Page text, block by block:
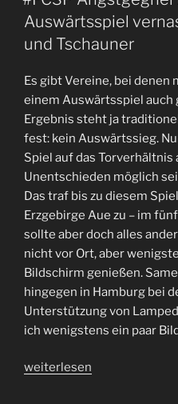
Auswärtsspiel
und Tschauner
Es gibt Vereine, bei denen
einem Auswärtsspiel auch
Ergebnis steht ja
fest: kein Auswärtssieg.
Spiel auf das
Unentschieden möglich
Das traf bis zu diesem
Erzgebirge Aue zu – im
sollte aber doch alles
nicht vor Ort, aber
Bildschirm genießen.
hingegen in Hamburg bei
Unterstützung von
ich wenigstens ein paar
„#FCSP
weiterlesen